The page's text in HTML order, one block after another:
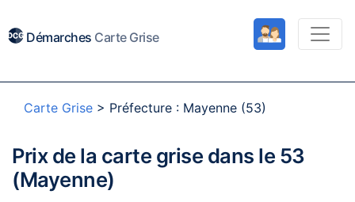
Démarches Carte Grise
Carte Grise > Préfecture : Mayenne (53)
Prix de la carte grise dans le 53
(Mayenne)